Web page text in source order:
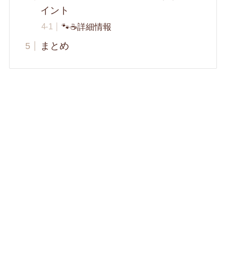
イント
🐾☕️詳細情報
まとめ